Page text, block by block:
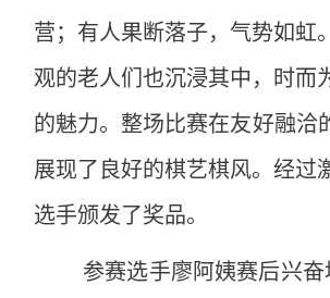
营；有人果断落子，气势如虹
观的老人们也沉浸其中，时而
的魅力。整场比赛在友好融洽
展现了良好的棋艺棋风。经过
选手颁发了奖品。
参赛选手廖阿姨赛后兴